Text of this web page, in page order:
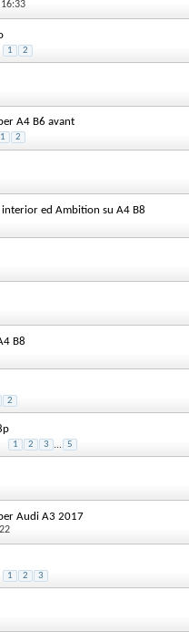
1 2
A4 B6 avant
1 2
ed Ambition su A4 B8
B8
2
1 2 3 ... 5
Audi A3 2017
1 2 3